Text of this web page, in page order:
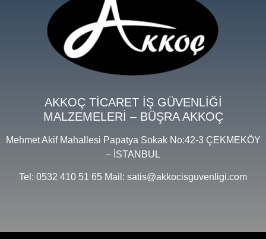
AKKOÇ TİCARET İŞ GÜVENLİĞİ
MALZEMELERİ – BÜŞRA AKKOÇ
Mehmet Akif Mahallesi Papatya Sokak No:42-3 ÇEKMEKÖY
– İSTANBUL
Tel: 0532 410 51 65 Mail: satis@akkocisguvenligi.com